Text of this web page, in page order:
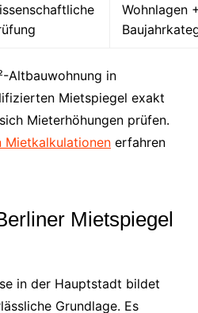
Wohnlagen
Altbauwohnung in
Mietspiegel exakt
Mieterhöhungen prüfen.
Mietkalkulationenerfahren
Mietspiegel
in der Hauptstadt bildet
Grundlage. Es